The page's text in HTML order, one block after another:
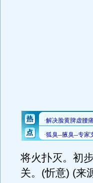
将火扑灭。初
关。(忻意) (来